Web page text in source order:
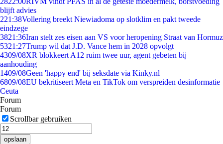
blijft advies
221:38Vollering breekt Niewiadoma op slotklim en pakt tweede
eindzege
3821:36Iran stelt zes eisen aan VS voor heropening Straat van Hormuz
5321:27Trump wil dat J.D. Vance hem in 2028 opvolgt
4309/08XR blokkeert A12 ruim twee uur, agent gebeten bij
aanhouding
1409/08Geen 'happy end' bij seksdate via Kinky.nl
6809/08EU bekritiseert Meta en TikTok om verspreiden desinformatie
Ceuta
Forum
Forum
Scrollbar gebruiken
opslaan